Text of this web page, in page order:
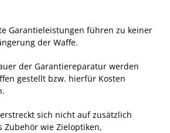
Garantieleistungen führen zu keiner
der Waffe.
der Garantiereparatur werden
gestellt bzw. hierfür Kosten
sich nicht auf zusätzlich
Zubehör wie Zieloptiken,